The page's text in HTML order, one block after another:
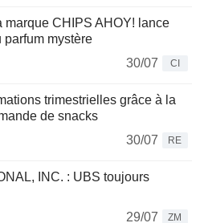
marque CHIPS AHOY! lance
parfum mystère
30/07
CI
trimestrielles grâce à la
de snacks
30/07
RE
INC. : UBS toujours
29/07
ZM